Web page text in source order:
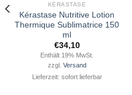
KÉRASTASE
Kérastase Nutritive Lotion
Thermique Sublimatrice 150
ml
€34,10
Enthält 19% MwSt.
zzgl. Versand
Lieferzeit: sofort lieferbar